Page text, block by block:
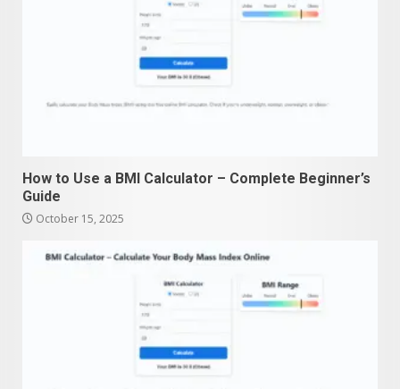
How to Use a BMI Calculator – Complete Beginner’s
Guide
October 15, 2025